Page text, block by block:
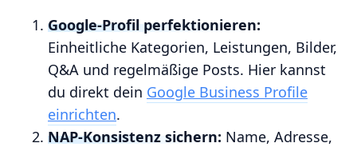
Google‑Profil perfektionieren:
Einheitliche Kategorien, Leistungen, Bilder,
Q&A und regelmäßige Posts. Hier kannst
du direkt dein Google Business Profile
einrichten.
NAP‑Konsistenz sichern: Name, Adresse,